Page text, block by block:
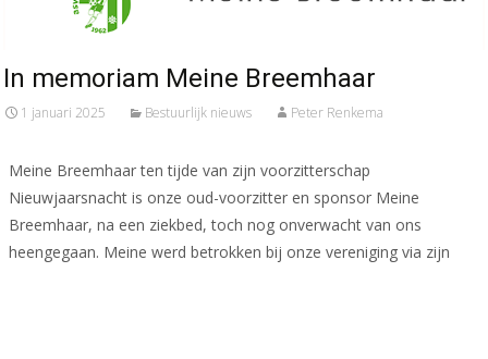
In memoriam Meine Breemhaar
1 januari 2025 Bestuurlijk nieuws Peter Renkema
Meine Breemhaar ten tijde van zijn voorzitterschap
Nieuwjaarsnacht is onze oud-voorzitter en sponsor Meine
Breemhaar, na een ziekbed, toch nog onverwacht van ons
heengegaan. Meine werd betrokken bij onze vereniging via zijn